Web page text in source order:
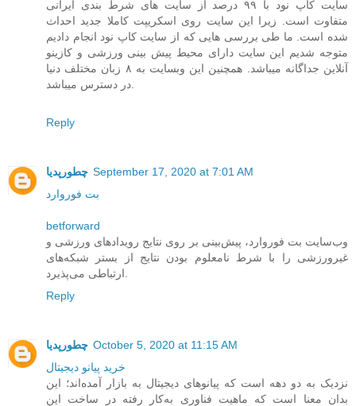
سایت کاپ نود با ۹۹ درصد از سایت های شرط بندی ایرانی
متفاوت است. زیرا این سایت روی اسکریپت کاملا جدید احداث
شده است. ما طی بررسی هایی که از سایت کاپ نود انجام دادیم
متوجه شدیم این سایت دارای محیط پیش بینی ورزشی و کازینو
آنلاین جداگانه میباشد. همچنین این وبسایت به ۸ زبان مختلف دنیا
Reply
چطورپدیا September 17, 2020 at 7:01 AM
بت فوروارد
betforward
وب‌سایت بت فوروارد، پیش‌بینی‌ بر روی نتایج رویدادهای ورزشی و
غیرورزشی را با شرط نامعلوم بودن نتایج از بستر شبکه‌های
Reply
چطورپدیا October 5, 2020 at 11:15 AM
خرید پیانو دیجیتال
نزدیک به دو دهه است که پیانوهای دیجیتال به بازار آمده‌اند؛ این
بدان معنا است که ماهیت فناوری به‌کار رفته در ساخت این